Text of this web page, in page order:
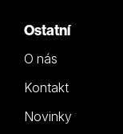
Ostatní
O nás
Kontakt
Novinky